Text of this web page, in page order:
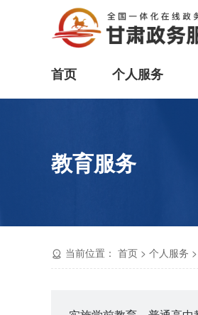
首页 个人服务
教育服务
当前位置： 首页 > 个人服务 >